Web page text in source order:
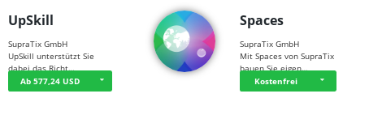
UpSkill
SupraTix GmbH
UpSkill unterstützt Sie
dabei das Richt…
Ab 577,24 USD
Spaces
SupraTix GmbH
Mit Spaces von SupraTix
bauen Sie eigen…
Kostenfrei